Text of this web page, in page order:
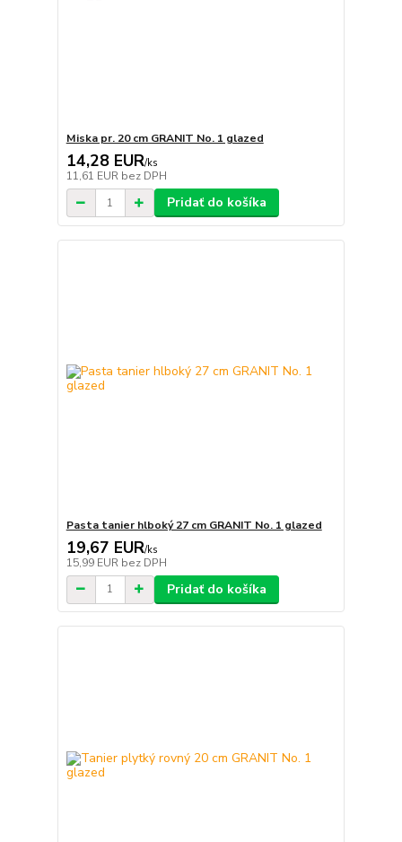
Miska pr. 20 cm GRANIT No. 1 glazed
14,28 EUR/ks
11,61 EUR bez DPH
Pridať do košíka
Pasta tanier hlboký 27 cm GRANIT No. 1 glazed
19,67 EUR/ks
15,99 EUR bez DPH
Pridať do košíka